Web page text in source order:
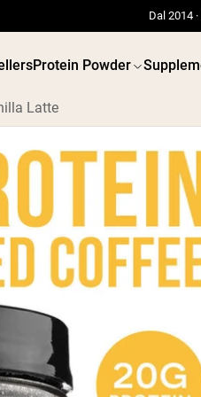
Dal 2014
Protein Powder
POWDERSBest
Siero di latte da
alimentati a
Isolato di siero
Polvere di
capra
Caseina micellare
Incrementatore
massa
Latte